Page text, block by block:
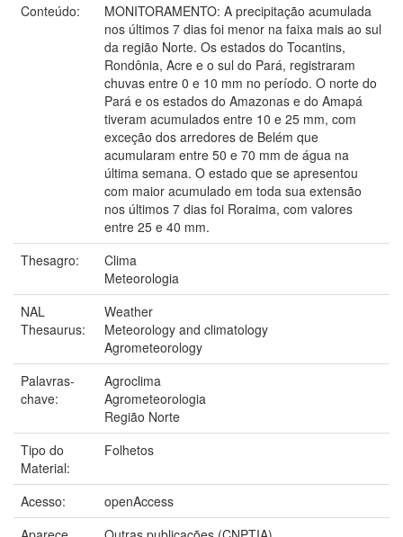
Conteúdo:
MONITORAMENTO: A precipitação acumulada
nos últimos 7 dias foi menor na faixa mais ao sul
da região Norte. Os estados do Tocantins,
Rondônia, Acre e o sul do Pará, registraram
chuvas entre 0 e 10 mm no período. O norte do
Pará e os estados do Amazonas e do Amapá
tiveram acumulados entre 10 e 25 mm, com
exceção dos arredores de Belém que
acumularam entre 50 e 70 mm de água na
última semana. O estado que se apresentou
com maior acumulado em toda sua extensão
nos últimos 7 dias foi Roraima, com valores
entre 25 e 40 mm.
Thesagro:
Clima
Meteorologia
NAL
Thesaurus:
Weather
Meteorology and climatology
Agrometeorology
Palavras-
chave:
Agroclima
Agrometeorologia
Região Norte
Tipo do
Material:
Folhetos
Acesso:
openAccess